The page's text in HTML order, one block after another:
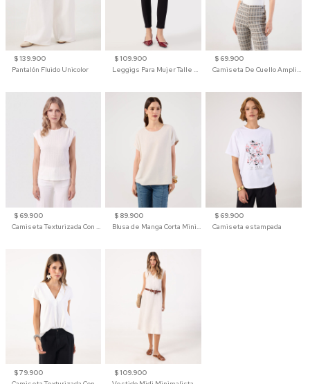
$ 139.900
Pantalón Fluido Unicolor
$ 109.900
$ 69.900
$ 69.900
$ 89.900
$ 69.900
Camiseta estampada
$ 79.900
$ 109.900